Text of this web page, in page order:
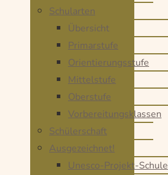
Schularten
Übersicht
Primarstufe
Orientierungsstufe
Mittelstufe
Oberstufe
Vorbereitungsklassen
Schülerschaft
Ausgezeichnet!
Unesco-Projekt-Schule